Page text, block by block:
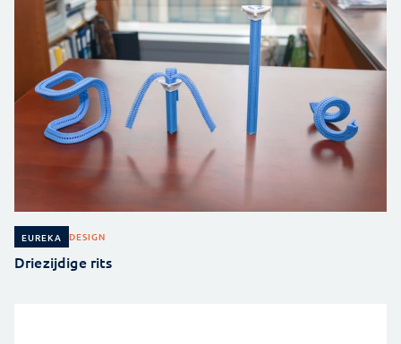
EUREKA DESIGN
Driezijdige rits